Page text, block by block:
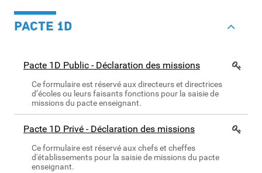
PACTE 1D
Pacte 1D Public - Déclaration des missions
Ce formulaire est réservé aux directeurs et directrices
d’écoles ou leurs faisants fonctions pour la saisie de
missions du pacte enseignant.
Pacte 1D Privé - Déclaration des missions
Ce formulaire est réservé aux chefs et cheffes
d'établissements pour la saisie de missions du pacte
enseignant.